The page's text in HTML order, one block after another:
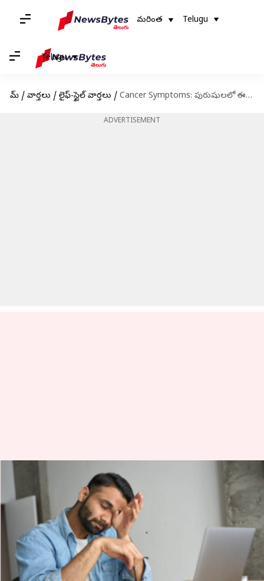
మరింత Telugu
Telugu
హోమ్ / వార్తలు / లైఫ్-స్టైల్ వార్తలు / Cancer Symptoms: పురుషులలో ఈ 5 క్యాన్సర్ లక్షణాలుంటే వెంటనే డాక్టర్‌ను సంప్రదించాలి!
ADVERTISEMENT
Cancer Symptoms: పురుషులలో
ఈ 5 క్యాన్సర్ లక్షణాలుంటే వెంటనే
డాక్టర్‌ను సంప్రదించాలి!
వ్రాసిన వారు Sirish Praharaju Nov 03, 2024
ఈ వార్తాకథనం ఏంటి